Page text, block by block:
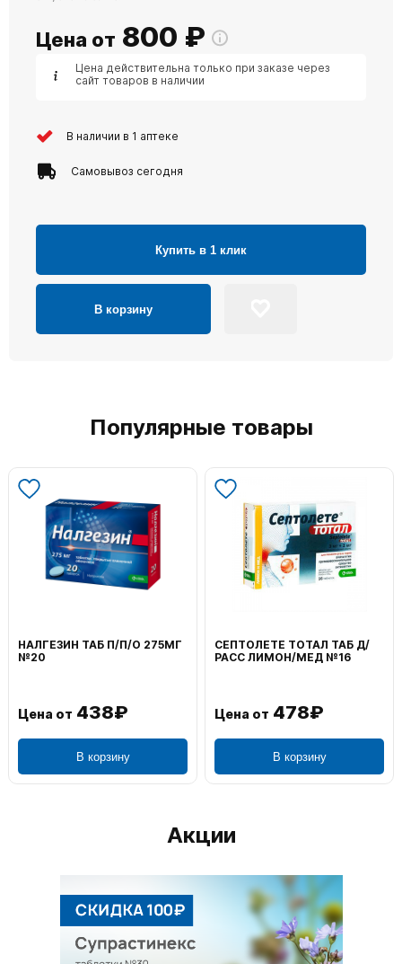
Цена от 800 ₽
Цена действительна только при заказе через
сайт товаров в наличии
В наличии в 1 аптеке
Самовывоз сегодня
Купить в 1 клик
В корзину
Популярные товары
НАЛГЕЗИН ТАБ П/П/О 275МГ
№20
Цена от 438₽
В корзину
СЕПТОЛЕТЕ ТОТАЛ ТАБ Д/
РАСС ЛИМОН/МЕД №16
Цена от 478₽
В корзину
Акции